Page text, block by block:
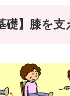
礎】膝を支